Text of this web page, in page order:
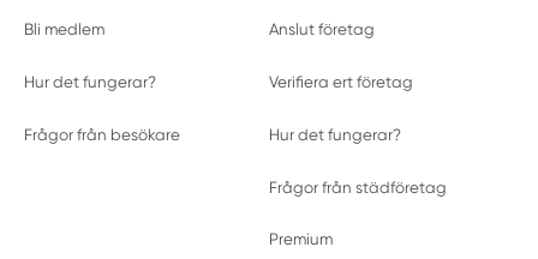
Bli medlem
Hur det fungerar?
Frågor från besökare
Anslut företag
Verifiera ert företag
Hur det fungerar?
Frågor från städföretag
Premium